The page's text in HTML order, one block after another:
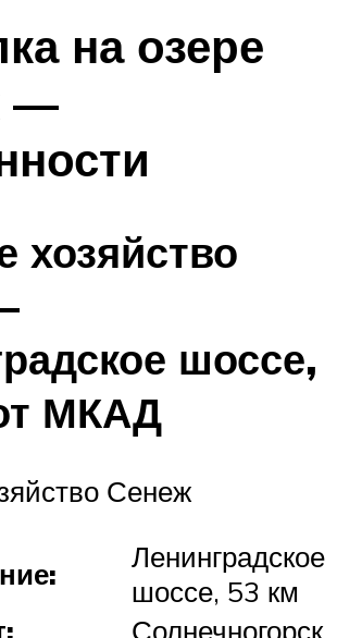
на озере
—
хозяйство
шоссе,
МКАД
Сенеж
Ленинградское
шоссе, 53 км
Солнечногорск